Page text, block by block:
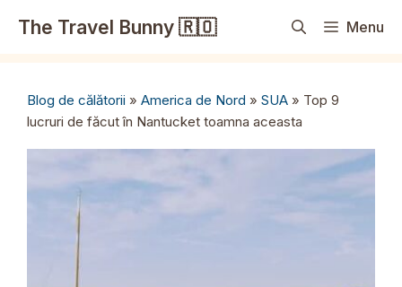
The Travel Bunny 🇷🇴 Menu
Blog de călătorii » America de Nord » SUA » Top 9
lucruri de făcut în Nantucket toamna aceasta